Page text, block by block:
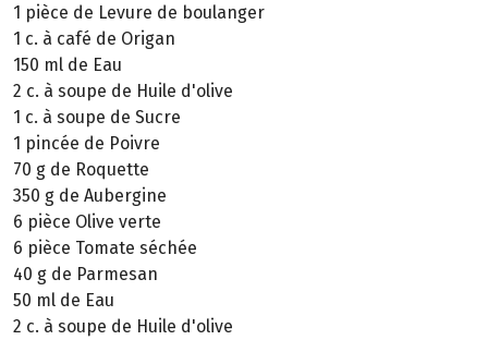
1 pièce de Levure de boulanger
1 c. à café de Origan
150 ml de Eau
2 c. à soupe de Huile d'olive
1 c. à soupe de Sucre
1 pincée de Poivre
70 g de Roquette
350 g de Aubergine
6 pièce Olive verte
6 pièce Tomate séchée
40 g de Parmesan
50 ml de Eau
2 c. à soupe de Huile d'olive